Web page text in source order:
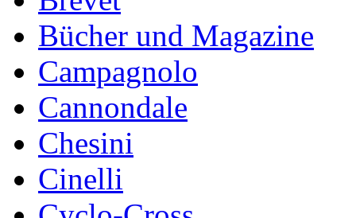
Bücher und Magazine
Campagnolo
Cannondale
Chesini
Cinelli